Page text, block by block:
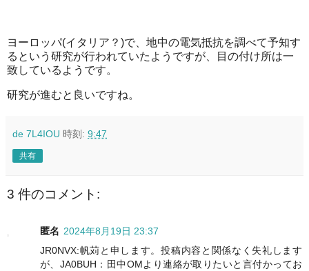
ヨーロッパ(イタリア？)で、地中の電気抵抗を調べて予知す
るという研究が行われていたようですが、目の付け所は一
致しているようです。
研究が進むと良いですね。
de 7L4IOU 時刻: 9:47
共有
3 件のコメント:
匿名 2024年8月19日 23:37
JR0NVX:帆苅と申します。投稿内容と関係なく失礼します
が、JA0BUH：田中OMより連絡が取りたいと言付かってお